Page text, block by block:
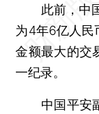
此前，中国
为4年6亿人民
金额最大的交
一纪录。
中国平安副